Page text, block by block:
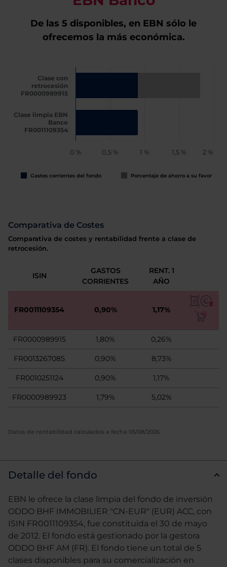
De las 5 disponibles, en EBN sólo le
ofrecemos la más económica.
0 % 0,5 % 1 % 1,5 % 2 %
Clase con
retrocesión
FR0000989915
Clase limpia EBN
Banco
FR0011109354
Gastos corrientes del fondo Porcentaje de ahorro a su favor
Comparativa de Costes
Comparativa de costes y rentabilidad frente a clase de
retrocesión.
ISIN
GASTOS
CORRIENTES
RENT. 1
AÑO
FR0011109354 0,90% 1,17%
FR0000989915 1,80% 0,26%
FR0013267085 0,90% 8,73%
FR0010251124 0,90% 1,17%
FR0000989923 1,79% 5,02%
Datos de rentabilidad calculados a fecha 05/08/2026
Detalle del fondo
EBN le ofrece la clase limpia del fondo de inversión
ODDO BHF IMMOBILIER "CN-EUR" (EUR) ACC, con
ISIN FR0011109354, fue constituida el 30 de mayo
de 2012. El fondo está gestionado por la gestora
ODDO BHF AM (FR). El fondo tiene un total de 5
clases disponibles para su comercialización en